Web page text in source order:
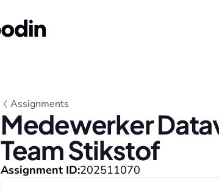
Assignments
Medewerker
Team Stikstof
Assignment ID:202511070